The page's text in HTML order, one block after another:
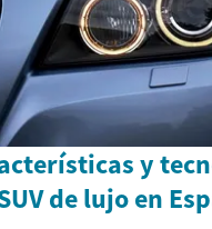
y
de lujo en